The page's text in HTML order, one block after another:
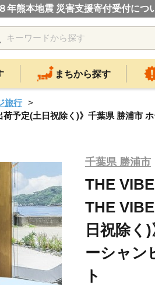
年熊本地震 災害支援寄付受付につ
まちから探す
旅行
予定(土日祝除く)》千葉県 勝浦市
千葉県 勝浦市
THE
THE
日祝除く
ーシャン
ト